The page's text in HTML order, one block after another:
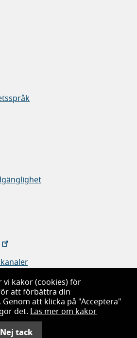
och civilsamhällesfrågor
vi kakor (cookies) för
att förbättra din
att klicka på "Acceptera"
det.Läs mer om kakor
Nej tack